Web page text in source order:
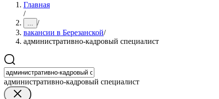
Главная
/
... /
вакансии в Березанской/
административно-кадровый специалист
административно-кадровый специалист